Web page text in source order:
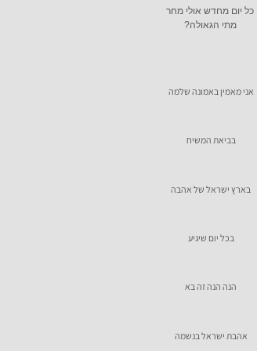
כל יום מחדש אולי מחר
מתי הגאולה?
אני מאמין באמונה שלמה
בביאת המשיח
בארץ ישראל של אהבה
בכל יום שיגיע
הנה הנה זה בא
אהבת ישראל בנשמה